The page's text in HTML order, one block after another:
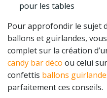
pour les tables
Pour approfondir le sujet
ballons et guirlandes,
complet sur la création
candy bar déco ou celui
confettis ballons
parfaitement ces conseils.